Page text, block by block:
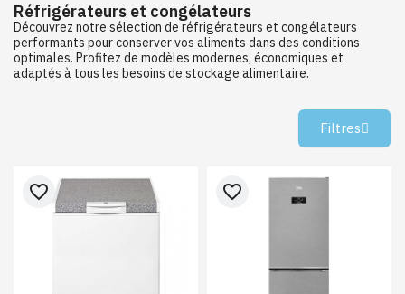
Réfrigérateurs et congélateurs
Découvrez notre sélection de réfrigérateurs et congélateurs
performants pour conserver vos aliments dans des conditions
optimales. Profitez de modèles modernes, économiques et
adaptés à tous les besoins de stockage alimentaire.
Filtres
favorite_border favorite_border